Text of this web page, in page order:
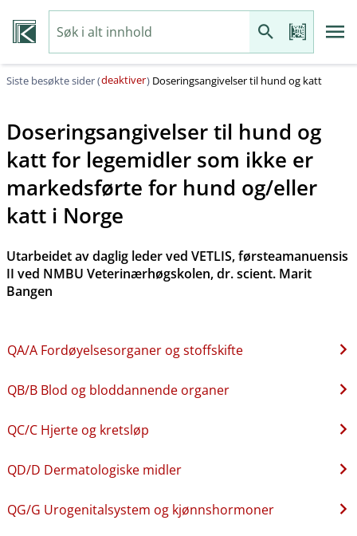
Siste besøkte sider (deaktiver) Doseringsangivelser til hund og katt
Doseringsangivelser til hund og
katt for legemidler som ikke er
markedsførte for hund og​/​eller
katt i Norge
Utarbeidet av daglig leder ved VETLIS, førsteamanuensis
II ved NMBU Veterinærhøgskolen, dr. scient. Marit
Bangen
QA​/​A Fordøyelsesorganer og stoffskifte
QB​/​B Blod og bloddannende organer
QC​/​C Hjerte og kretsløp
QD​/​D Dermatologiske midler
QG​/​G Urogenitalsystem og kjønnshormoner